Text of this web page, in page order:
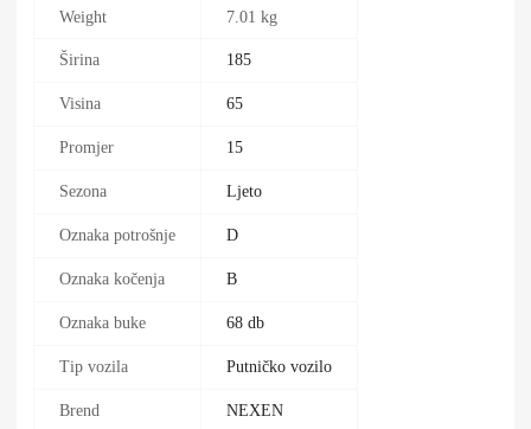
Weight 7.01 kg
Širina 185
Visina 65
Promjer 15
Sezona Ljeto
Oznaka potrošnje D
Oznaka kočenja B
Oznaka buke 68 db
Tip vozila Putničko vozilo
Brend NEXEN